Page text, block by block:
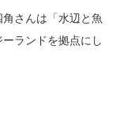
さんは「水辺と魚
ランドを拠点にし